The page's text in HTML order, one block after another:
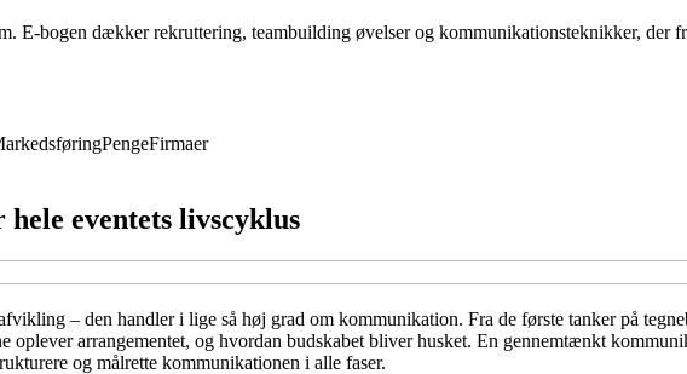
E-bogen dækker rekruttering, teambuilding øvelser og kommunikationsteknikker, der
PengeFirmaer
eventets livscyklus
– den handler i lige så høj grad om kommunikation. Fra de første tanker på
oplever arrangementet, og hvordan budskabet bliver husket. En gennemtænkt
og målrette kommunikationen i alle faser.